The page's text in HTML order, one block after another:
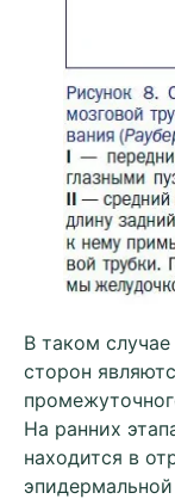
В таком
сторон
На ранних
находится в